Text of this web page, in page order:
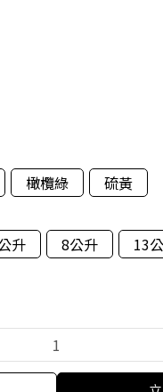
橄欖綠 硫黃
升 8公升 13